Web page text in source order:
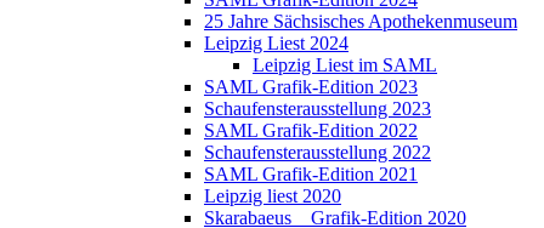
25 Jahre Sächsisches Apothekenmuseum
Leipzig Liest 2024
Leipzig Liest im SAML
SAML Grafik-Edition 2023
Schaufensterausstellung 2023
SAML Grafik-Edition 2022
Schaufensterausstellung 2022
SAML Grafik-Edition 2021
Leipzig liest 2020
Skarabaeus _ Grafik-Edition 2020